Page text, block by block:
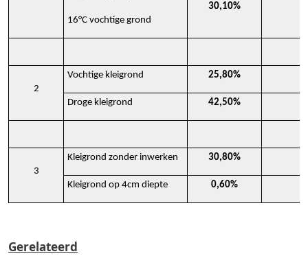
30,10%
16°C vochtige grond
2
Vochtige kleigrond 25,80%
Droge kleigrond 42,50%
3
Kleigrond zonder inwerken 30,80%
Kleigrond op 4cm diepte 0,60%
Gerelateerd